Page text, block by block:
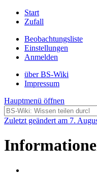
Start
Zufall
Beobachtungsliste
Einstellungen
Anmelden
über BS-Wiki
Impressum
Hauptmenü öffnen
Zuletzt geändert am 7.